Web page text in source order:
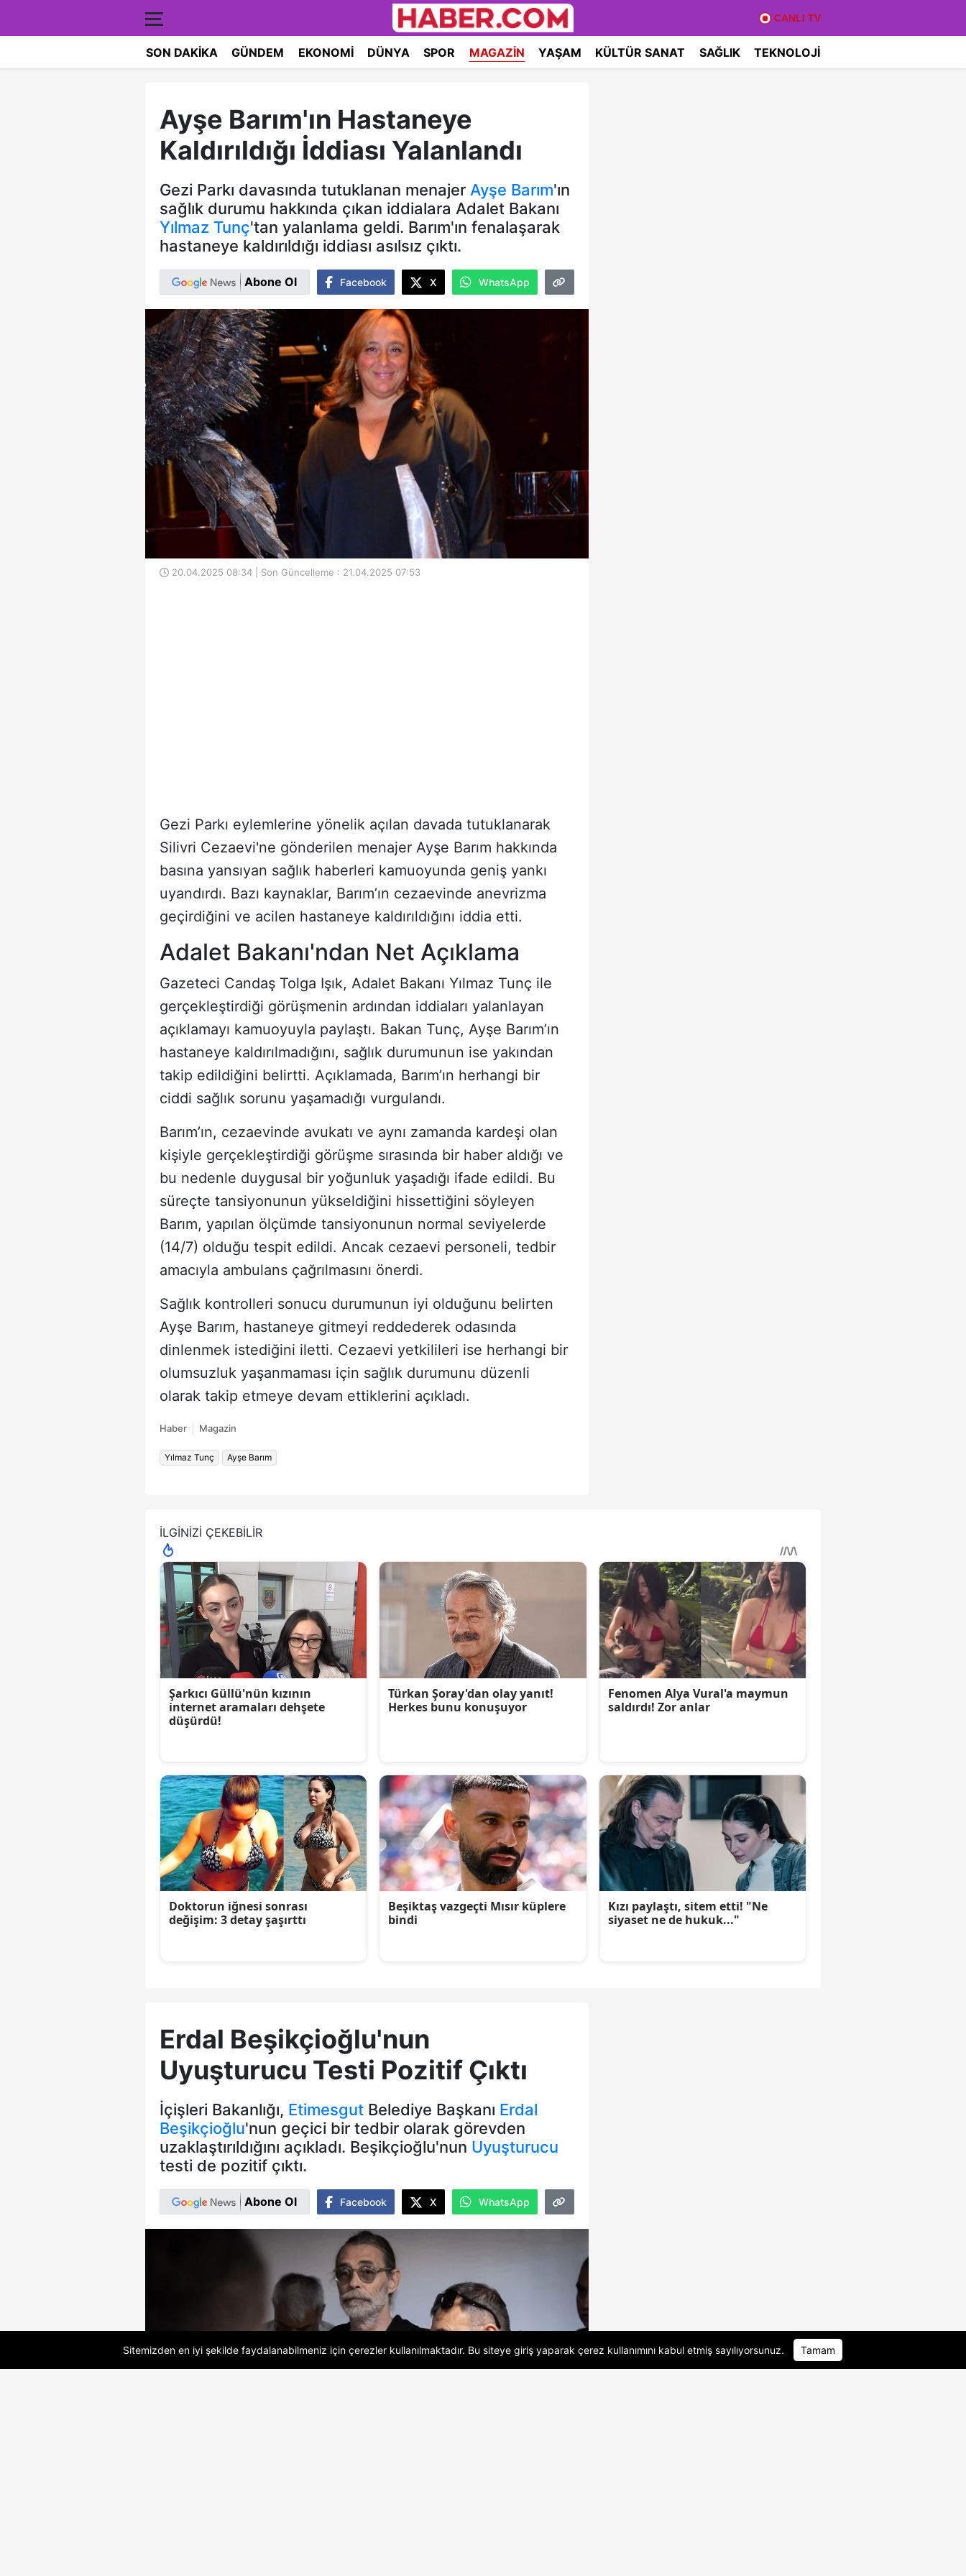
CANLI TV
SON DAKIKA GÜNDEM EKONOMI DÜNYA SPOR MAGAZIN YAŞAM KÜLTÜR SANAT SAĞLIK TEKNOLOJI
Ayşe Barım'ın Hastaneye
Kaldırıldığı İddiası Yalanlandı
Gezi Parkı davasında tutuklanan menajer Ayşe Barım'ın
sağlık durumu hakkında çıkan iddialara Adalet Bakanı
Yılmaz Tunç'tan yalanlama geldi. Barım'ın fenalaşarak
hastaneye kaldırıldığı iddiası asılsız çıktı.
Abone Ol Facebook X WhatsApp
20.04.2025 08:34 | Son Güncelleme : 21.04.2025 07:53
Gezi Parkı eylemlerine yönelik açılan davada tutuklanarak
Silivri Cezaevi'ne gönderilen menajer Ayşe Barım hakkında
basına yansıyan sağlık haberleri kamuoyunda geniş yankı
uyandırdı. Bazı kaynaklar, Barım’ın cezaevinde anevrizma
geçirdiğini ve acilen hastaneye kaldırıldığını iddia etti.
Adalet Bakanı'ndan Net Açıklama
Gazeteci Candaş Tolga Işık, Adalet Bakanı Yılmaz Tunç ile
gerçekleştirdiği görüşmenin ardından iddiaları yalanlayan
açıklamayı kamuoyuyla paylaştı. Bakan Tunç, Ayşe Barım’ın
hastaneye kaldırılmadığını, sağlık durumunun ise yakından
takip edildiğini belirtti. Açıklamada, Barım’ın herhangi bir
ciddi sağlık sorunu yaşamadığı vurgulandı.
Barım’ın, cezaevinde avukatı ve aynı zamanda kardeşi olan
kişiyle gerçekleştirdiği görüşme sırasında bir haber aldığı ve
bu nedenle duygusal bir yoğunluk yaşadığı ifade edildi. Bu
süreçte tansiyonunun yükseldiğini hissettiğini söyleyen
Barım, yapılan ölçümde tansiyonunun normal seviyelerde
(14/7) olduğu tespit edildi. Ancak cezaevi personeli, tedbir
amacıyla ambulans çağrılmasını önerdi.
Sağlık kontrolleri sonucu durumunun iyi olduğunu belirten
Ayşe Barım, hastaneye gitmeyi reddederek odasında
dinlenmek istediğini iletti. Cezaevi yetkilileri ise herhangi bir
olumsuzluk yaşanmaması için sağlık durumunu düzenli
olarak takip etmeye devam ettiklerini açıkladı.
Haber Magazin
Yılmaz Tunç Ayşe Barım
İLGİNİZİ ÇEKEBİLİR
Erdal Beşikçioğlu'nun
Uyuşturucu Testi Pozitif Çıktı
İçişleri Bakanlığı, Etimesgut Belediye Başkanı Erdal
Beşikçioğlu'nun geçici bir tedbir olarak görevden
uzaklaştırıldığını açıkladı. Beşikçioğlu'nun Uyuşturucu
testi de pozitif çıktı.
Abone Ol Facebook X WhatsApp
Sitemizden en iyi şekilde faydalanabilmeniz için çerezler kullanılmaktadır. Bu siteye giriş yaparak çerez kullanımını kabul etmiş sayılıyorsunuz. Tamam